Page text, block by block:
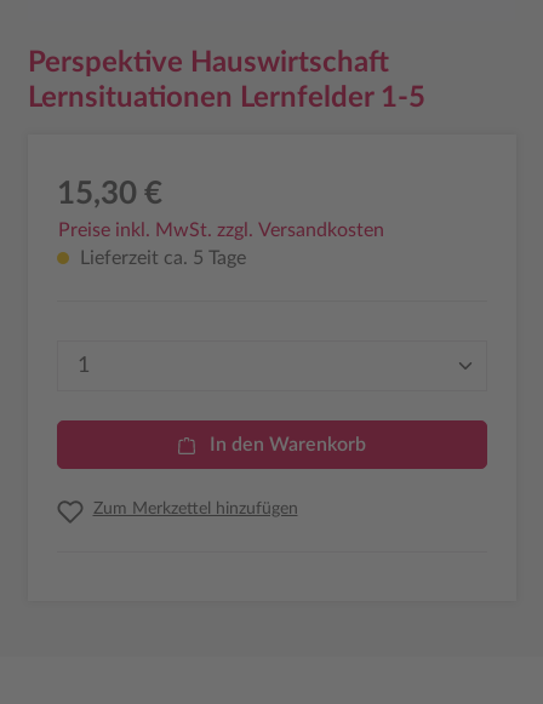
Perspektive Hauswirtschaft
Lernsituationen Lernfelder 1-5
15,30 €
Preise inkl. MwSt. zzgl. Versandkosten
Lieferzeit ca. 5 Tage
Produkt Anzahl: Gib den gewünschten
In den Warenkorb
Zum Merkzettel hinzufügen